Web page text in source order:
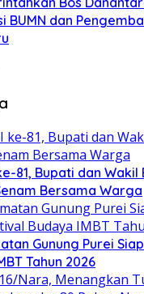
BUMN dan
81, Bupati dan Wakil
Bersama Warga
Gunung Purei
Tahun 2026